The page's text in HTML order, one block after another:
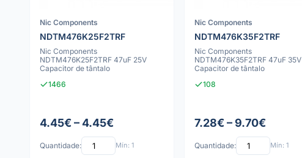
Nic Components
NDTM476K25F2TRF
Nic Components
NDTM476K25F2TRF 47uF 25V
Capacitor de tântalo
1466
4.45€ – 4.45€
Quantidade: Mín: 1
Nic Components
NDTM476K35F2TRF
Nic Components
NDTM476K35F2TRF 47uF 35V
Capacitor de tântalo
108
7.28€ – 9.70€
Quantidade: Mín: 1